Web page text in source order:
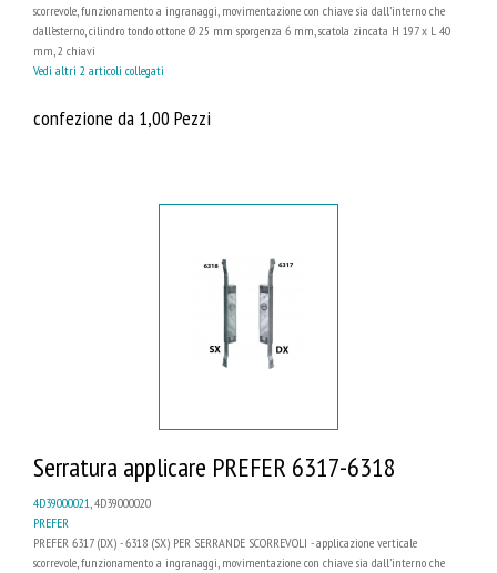
scorrevole, funzionamento a ingranaggi, movimentazione con chiave sia dall’interno che
dall’esterno, cilindro tondo ottone Ø 25 mm sporgenza 6 mm, scatola zincata H 197 x L 40
mm, 2 chiavi
Vedi altri 2 articoli collegati
confezione da 1,00 Pezzi
Serratura applicare PREFER 6317-6318
4D39000021, 4D39000020
PREFER
PREFER 6317 (DX) - 6318 (SX) PER SERRANDE SCORREVOLI - applicazione verticale
scorrevole, funzionamento a ingranaggi, movimentazione con chiave sia dall’interno che